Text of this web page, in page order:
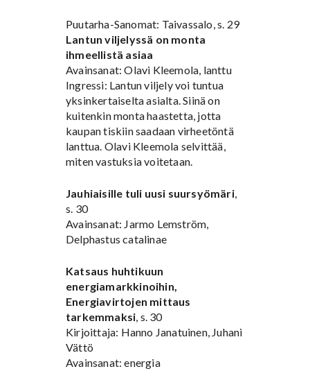
Puutarha-Sanomat: Taivassalo, s. 29
Lantun viljelyssä on monta
ihmeellistä asiaa
Avainsanat: Olavi Kleemola, lanttu
Ingressi: Lantun viljely voi tuntua
yksinkertaiselta asialta. Siinä on
kuitenkin monta haastetta, jotta
kaupan tiskiin saadaan virheetöntä
lanttua. Olavi Kleemola selvittää,
miten vastuksia voitetaan.
Jauhiaisille tuli uusi suursyömäri,
s. 30
Avainsanat: Jarmo Lemström,
Delphastus catalinae
Katsaus huhtikuun
energiamarkkinoihin,
Energiavirtojen mittaus
tarkemmaksi, s. 30
Kirjoittaja: Hanno Janatuinen, Juhani
Vättö
Avainsanat: energia